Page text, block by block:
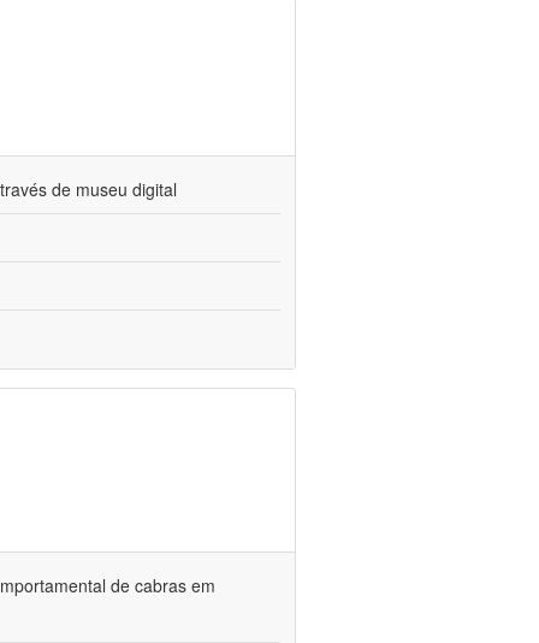
de museu digital
de cabras em